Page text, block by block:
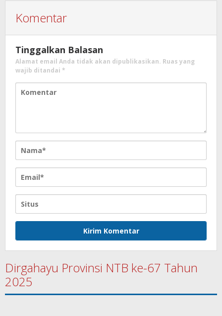
Komentar
Tinggalkan Balasan
Alamat email Anda tidak akan dipublikasikan. Ruas yang
wajib ditandai *
Dirgahayu Provinsi NTB ke-67 Tahun
2025